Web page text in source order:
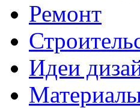
Ремонт
Идеи